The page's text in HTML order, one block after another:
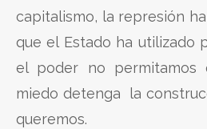
capitalismo, la represión
que el Estado ha utilizado
el poder no
miedo detenga la
queremos.